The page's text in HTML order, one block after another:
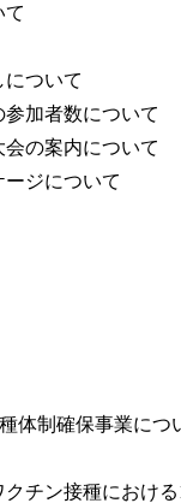
て
について
参加者数について
会の案内について
ージについて
体制確保事業につ
クチン接種におけ